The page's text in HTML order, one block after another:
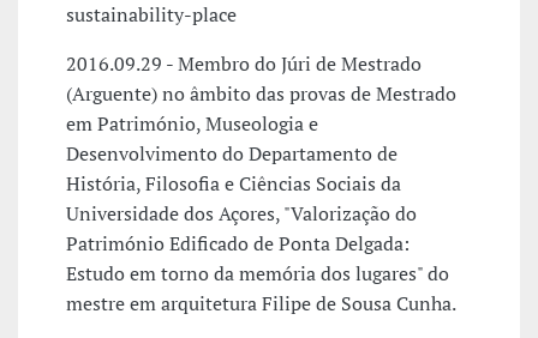
sustainability-place
2016.09.29 - Membro do Júri de Mestrado
(Arguente) no âmbito das provas de Mestrado
em Património, Museologia e
Desenvolvimento do Departamento de
História, Filosofia e Ciências Sociais da
Universidade dos Açores, "Valorização do
Património Edificado de Ponta Delgada:
Estudo em torno da memória dos lugares" do
mestre em arquitetura Filipe de Sousa Cunha.